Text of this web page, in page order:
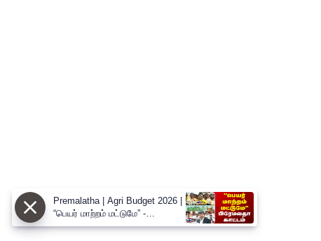
Premalatha | Agri Budget 2026 |
“பெயர் மாற்றம் மட்டுமே” -
வேளாண் பட்ஜெட்டை சாடிய